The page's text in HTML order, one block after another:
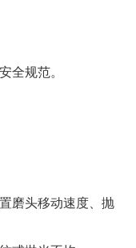
规范。
磨头移动速度、抛